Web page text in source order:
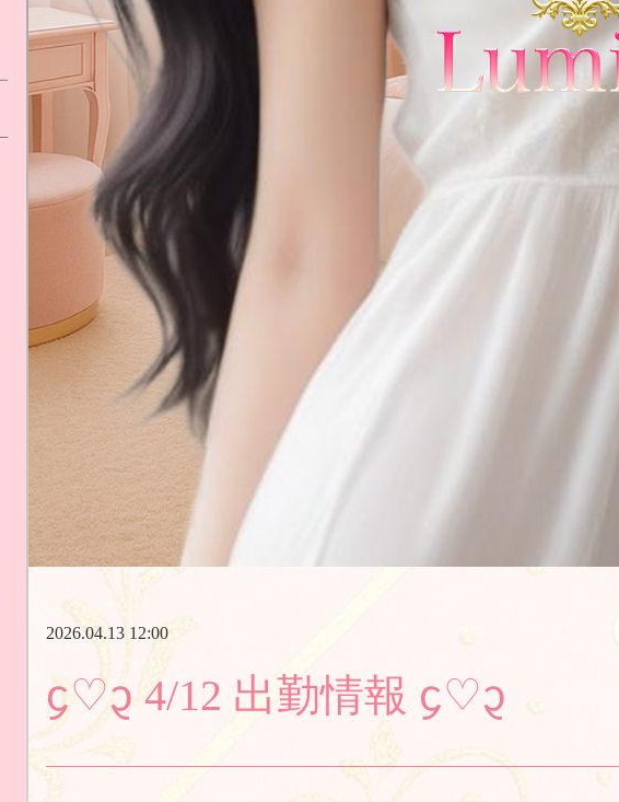
2026.04.13 12:00
᧔♡᧓ 4/12 出勤情報 ᧔♡᧓